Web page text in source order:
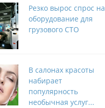
Резко вырос спрос на
оборудование для
грузового СТО
В салонах красоты
набирает
популярность
необычная услуг...